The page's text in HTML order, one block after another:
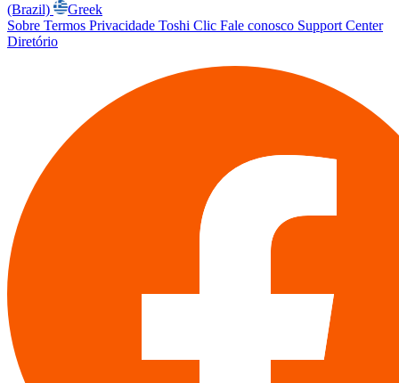
(Brazil)
Greek
Sobre Termos Privacidade Toshi Clic Fale conosco Support Center
Diretório